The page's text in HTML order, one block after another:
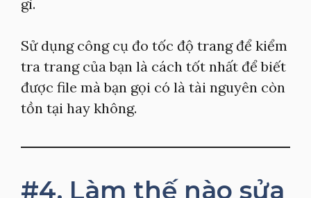
gì.
Sử dụng công cụ đo tốc độ trang để kiểm
tra trang của bạn là cách tốt nhất để biết
được file mà bạn gọi có là tài nguyên còn
tồn tại hay không.
#4. Làm thế nào sửa